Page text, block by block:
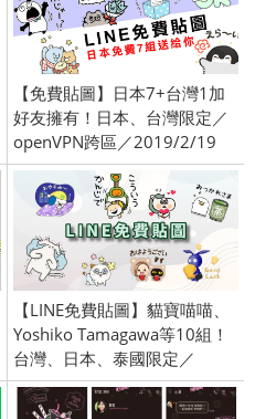
【免費貼圖】日本7+台灣1加
好友擁有！日本、台灣限定／
openVPN跨區／2019/2/19
【LINE免費貼圖】貓寶喵喵、
Yoshiko Tamagawa等10組！
台灣、日本、泰國限定／
OpenVPN跨區、加好友、綁門
號／2023/02/07